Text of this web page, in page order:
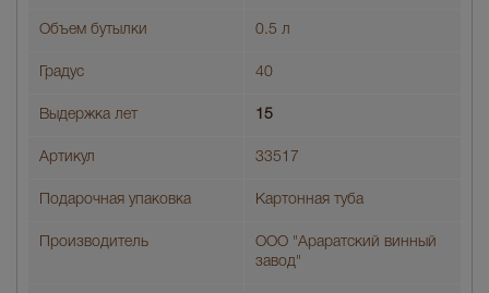
Объем бутылки 0.5 л
Градус 40
Выдержка лет 15
Артикул 33517
Подарочная упаковка Картонная туба
Производитель
ООО "Араратский винный
завод"